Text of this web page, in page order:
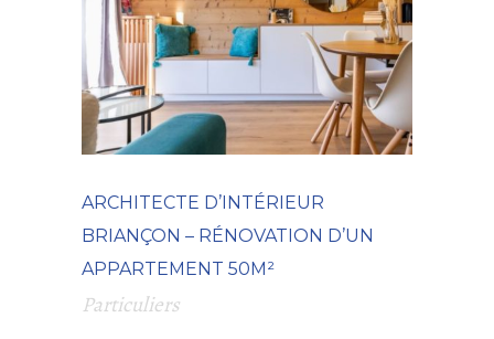
ARCHITECTE D’INTÉRIEUR
BRIANÇON – RÉNOVATION D’UN
APPARTEMENT 50M²
Particuliers